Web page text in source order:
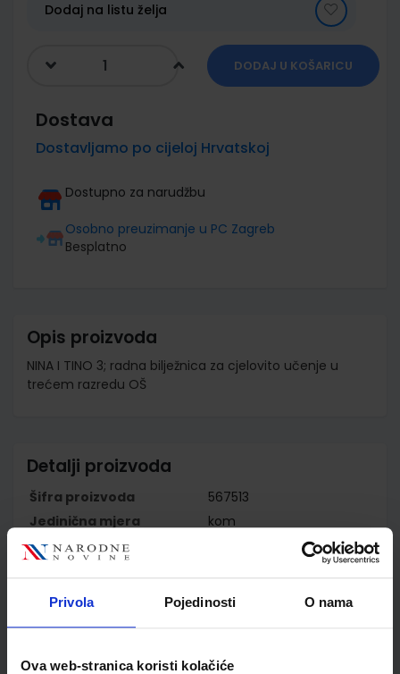
Privola Pojedinosti O nama
Ova web-stranica koristi kolačiće
galleryDodaj na listu želja
DODAJ U KOŠARICU
Dostava
Dostavljamo po cijeloj Hrvatskoj
Dostupno za narudžbu
Osobno preuzimanje u PC Zagreb
Besplatno
Opis proizvoda
NINA I TINO 3; radna bilježnica za cjelovito učenje u
trećem razredu OŠ
Detalji proizvoda
Šifra proizvoda
567513
Jedinična mjera
kom
Nakladnik
PROFIL KLETT d.o.o.
Saša Veronek Germadnik
Školski razred
03 3.RAZRED OŠ
Vrsta škole
1 OSNOVNA